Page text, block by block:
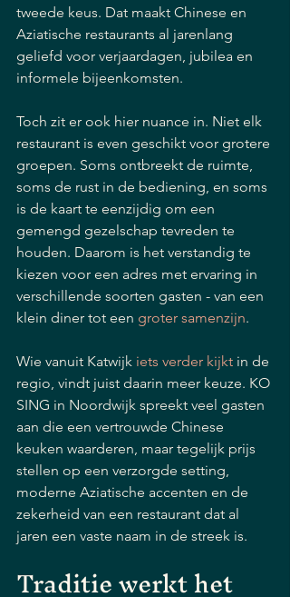
tweede keus. Dat maakt Chinese en
Aziatische restaurants al jarenlang
geliefd voor verjaardagen, jubilea en
informele bijeenkomsten.
Toch zit er ook hier nuance in. Niet elk
restaurant is even geschikt voor grotere
groepen. Soms ontbreekt de ruimte,
soms de rust in de bediening, en soms
is de kaart te eenzijdig om een
gemengd gezelschap tevreden te
houden. Daarom is het verstandig te
kiezen voor een adres met ervaring in
verschillende soorten gasten - van een
klein diner tot een groter samenzijn.
Wie vanuit Katwijk iets verder kijkt in de
regio, vindt juist daarin meer keuze. KO
SING in Noordwijk spreekt veel gasten
aan die een vertrouwde Chinese
keuken waarderen, maar tegelijk prijs
stellen op een verzorgde setting,
moderne Aziatische accenten en de
zekerheid van een restaurant dat al
jaren een vaste naam in de streek is.
Traditie werkt het